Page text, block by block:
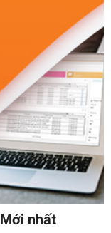
Mới nhất